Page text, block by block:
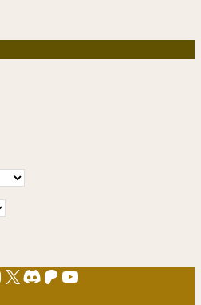
X Discord
Patreon
YouTube